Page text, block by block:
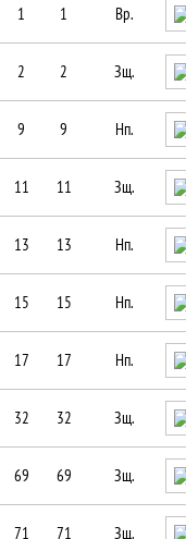
1 1 Вр.
2 2 Зщ.
9 9 Нп.
11 11 Зщ.
13 13 Нп.
15 15 Нп.
17 17 Нп.
32 32 Зщ.
69 69 Зщ.
71 71 Зщ.